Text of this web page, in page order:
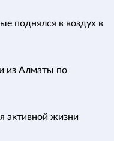
поднялся в воздух в
из Алматы по
активной жизни